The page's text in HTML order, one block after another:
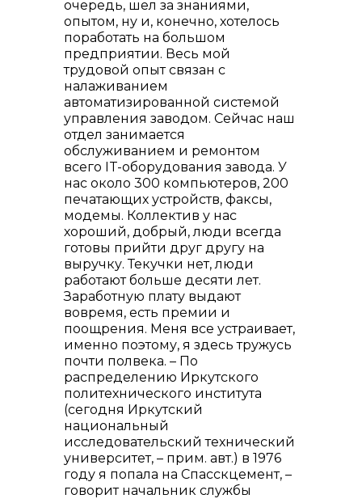
очередь, шел за знаниями,
опытом, ну и, конечно, хотелось
поработать на большом
предприятии. Весь мой
трудовой опыт связан с
налаживанием
автоматизированной системой
управления заводом. Сейчас наш
отдел занимается
обслуживанием и ремонтом
всего IT-оборудования завода. У
нас около 300 компьютеров, 200
печатающих устройств, факсы,
модемы. Коллектив у нас
хороший, добрый, люди всегда
готовы прийти друг другу на
выручку. Текучки нет, люди
работают больше десяти лет.
Заработную плату выдают
вовремя, есть премии и
поощрения. Меня все устраивает,
именно поэтому, я здесь тружусь
почти полвека. – По
распределению Иркутского
политехнического института
(сегодня Иркутский
национальный
исследовательский технический
университет, – прим. авт.) в 1976
году я попала на Спасскцемент, –
говорит начальник службы